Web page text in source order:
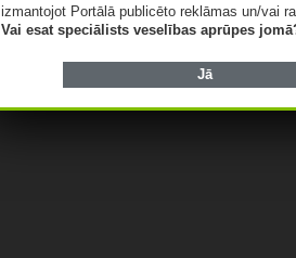
izmantojot Portālā publicēto reklāmas un/vai
Vai esat speciālists veselības aprūpes
Jā